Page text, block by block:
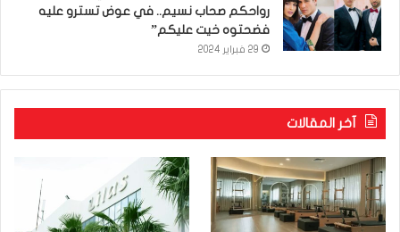
رواحكم صحاب نسيم.. في عوض تسترو عليه
فضحتوه خيت عليكم”
29 فبراير 2024
آخر المقالات